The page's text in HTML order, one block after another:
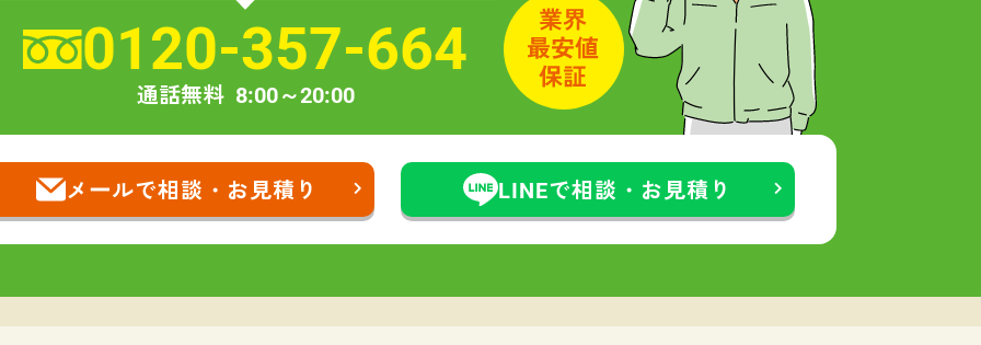
0120-357-664
通話無料 8:00～20:00
メールで相談・お見積り LINEで相談・お見積り